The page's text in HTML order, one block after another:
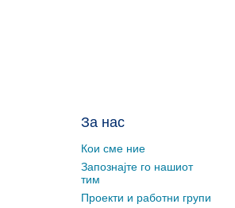
За нас
Кои сме ние
Запознајте го нашиот
тим
Проекти и работни групи